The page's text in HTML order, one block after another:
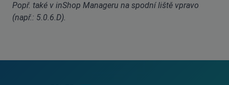
Popř. také v inShop Manageru na spodní liště vpravo
(např.: 5.0.6.D).